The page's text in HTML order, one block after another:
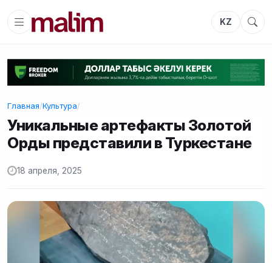
KZ
Главная/Культура/
Уникальные артефакты Золотой
Орды представили в Туркестане
18 апреля, 2025